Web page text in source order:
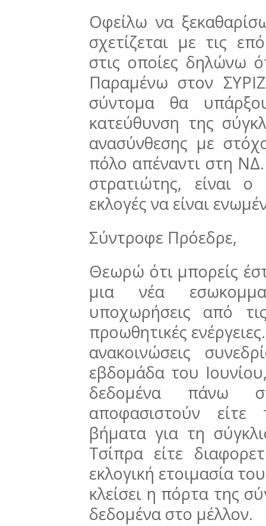
Οφείλω να
σχετίζεται με τις
στις οποίες δηλώνω
Παραμένω στον
σύντομα θα
κατεύθυνση της
ανασύνθεσης με
πόλο απέναντι στη
στρατιώτης, είναι
εκλογές να είναι
Σύντροφε Πρόεδρε,
Θεωρώ ότι μπορείς
μια νέα
υποχωρήσεις από
προωθητικές
ανακοινώσεις
εβδομάδα του
δεδομένα πάνω
αποφασιστούν είτε
βήματα για τη
Τσίπρα είτε
εκλογική ετοιμασία
κλείσει η πόρτα της
δεδομένα στο μέλλον.